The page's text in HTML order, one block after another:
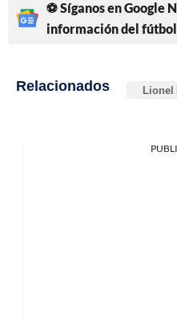
⚽ Síganos en Google
información del fútbol
Relacionados Lionel